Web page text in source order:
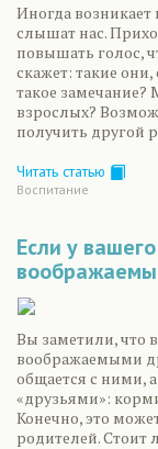
Иногда возникает
слышат нас.
повышать голос,
скажет: такие
такое замечание?
взрослых?
получить другой
Читать статью
Воспитание
Если у
Вы заметили, что
воображаемыми
общается с ними,
«друзьями»:
Конечно, это
родителей. Стоит